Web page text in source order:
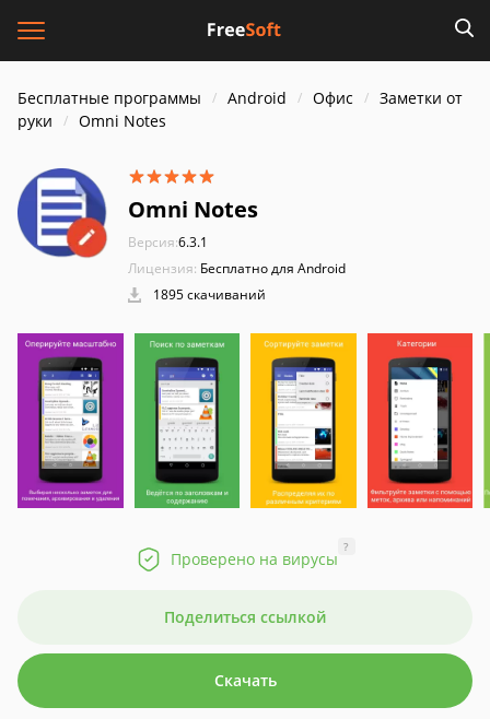
Бесплатные программы Android Офис
Заметки от
руки
Omni Notes
Omni Notes
Версия:6.3.1
Лицензия: Бесплатно для Android
1895 скачиваний
Проверено на вирусы
?
Поделиться ссылкой
Скачать